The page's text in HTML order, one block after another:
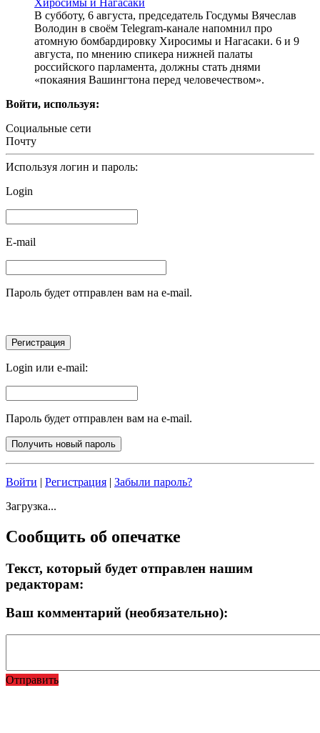
Хиросимы и Нагасаки
В субботу, 6 августа, председатель Госдумы Вячеслав
Володин в своём Telegram-канале напомнил про
атомную бомбардировку Хиросимы и Нагасаки. 6 и 9
августа, по мнению спикера нижней палаты
российского парламента, должны стать днями
«покаяния Вашингтона перед человечеством».
Войти, используя:
Социальные сети
Почту
Используя логин и пароль:
Login
E-mail
Пароль будет отправлен вам на e-mail.
Login или e-mail:
Пароль будет отправлен вам на e-mail.
Войти | Регистрация | Забыли пароль?
Загрузка...
Сообщить об опечатке
Текст, который будет отправлен нашим
редакторам:
Ваш комментарий (необязательно):
Отправить